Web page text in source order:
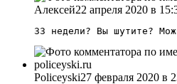
Алексей22 апреля 2020 в
33 недели? Вы шутите?
Policeyski27 февраля 2020 в